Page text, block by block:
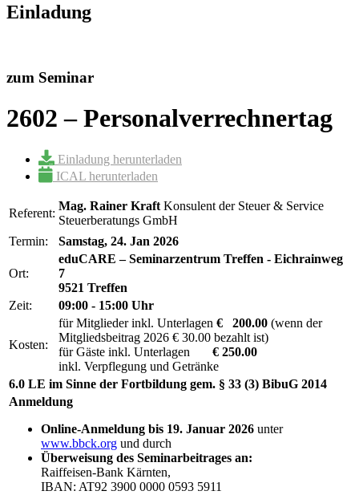
Einladung
zum Seminar
2602 – Personalverrechnertag
Einladung herunterladen
ICAL herunterladen
Referent:
Mag. Rainer KraftKonsulent der Steuer & Service
Steuerberatungs GmbH
Termin:
Samstag, 24. Jan 2026
Ort:
eduCARE – Seminarzentrum Treffen - Eichrainweg
7
9521 Treffen
Zeit:
09:00 - 15:00 Uhr
Kosten:
für Mitglieder inkl. Unterlagen € 200.00 (wenn der
Mitgliedsbeitrag 2026 € 30.00 bezahlt ist)
für Gäste inkl. Unterlagen € 250.00
inkl. Verpflegung und Getränke
6.0 LE im Sinne der Fortbildung gem. § 33 (3) BibuG 2014
Anmeldung
Online-Anmeldung bis 19. Januar 2026 unter
www.bbck.org und durch
Überweisung des Seminarbeitrages an:
Raiffeisen-Bank Kärnten,
IBAN: AT92 3900 0000 0593 5911